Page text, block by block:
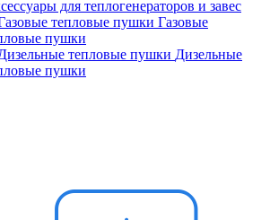
для теплогенераторов и завес
Газовые
пушки
Дизельные
пушки